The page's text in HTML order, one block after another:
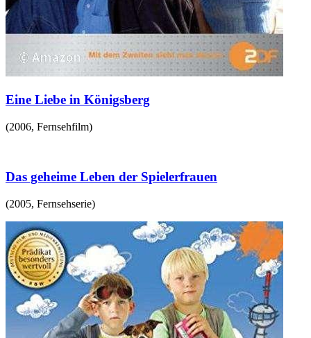
Eine Liebe in Königsberg
(2006, Fernsehfilm)
Das geheime Leben der Spielerfrauen
(2005, Fernsehserie)